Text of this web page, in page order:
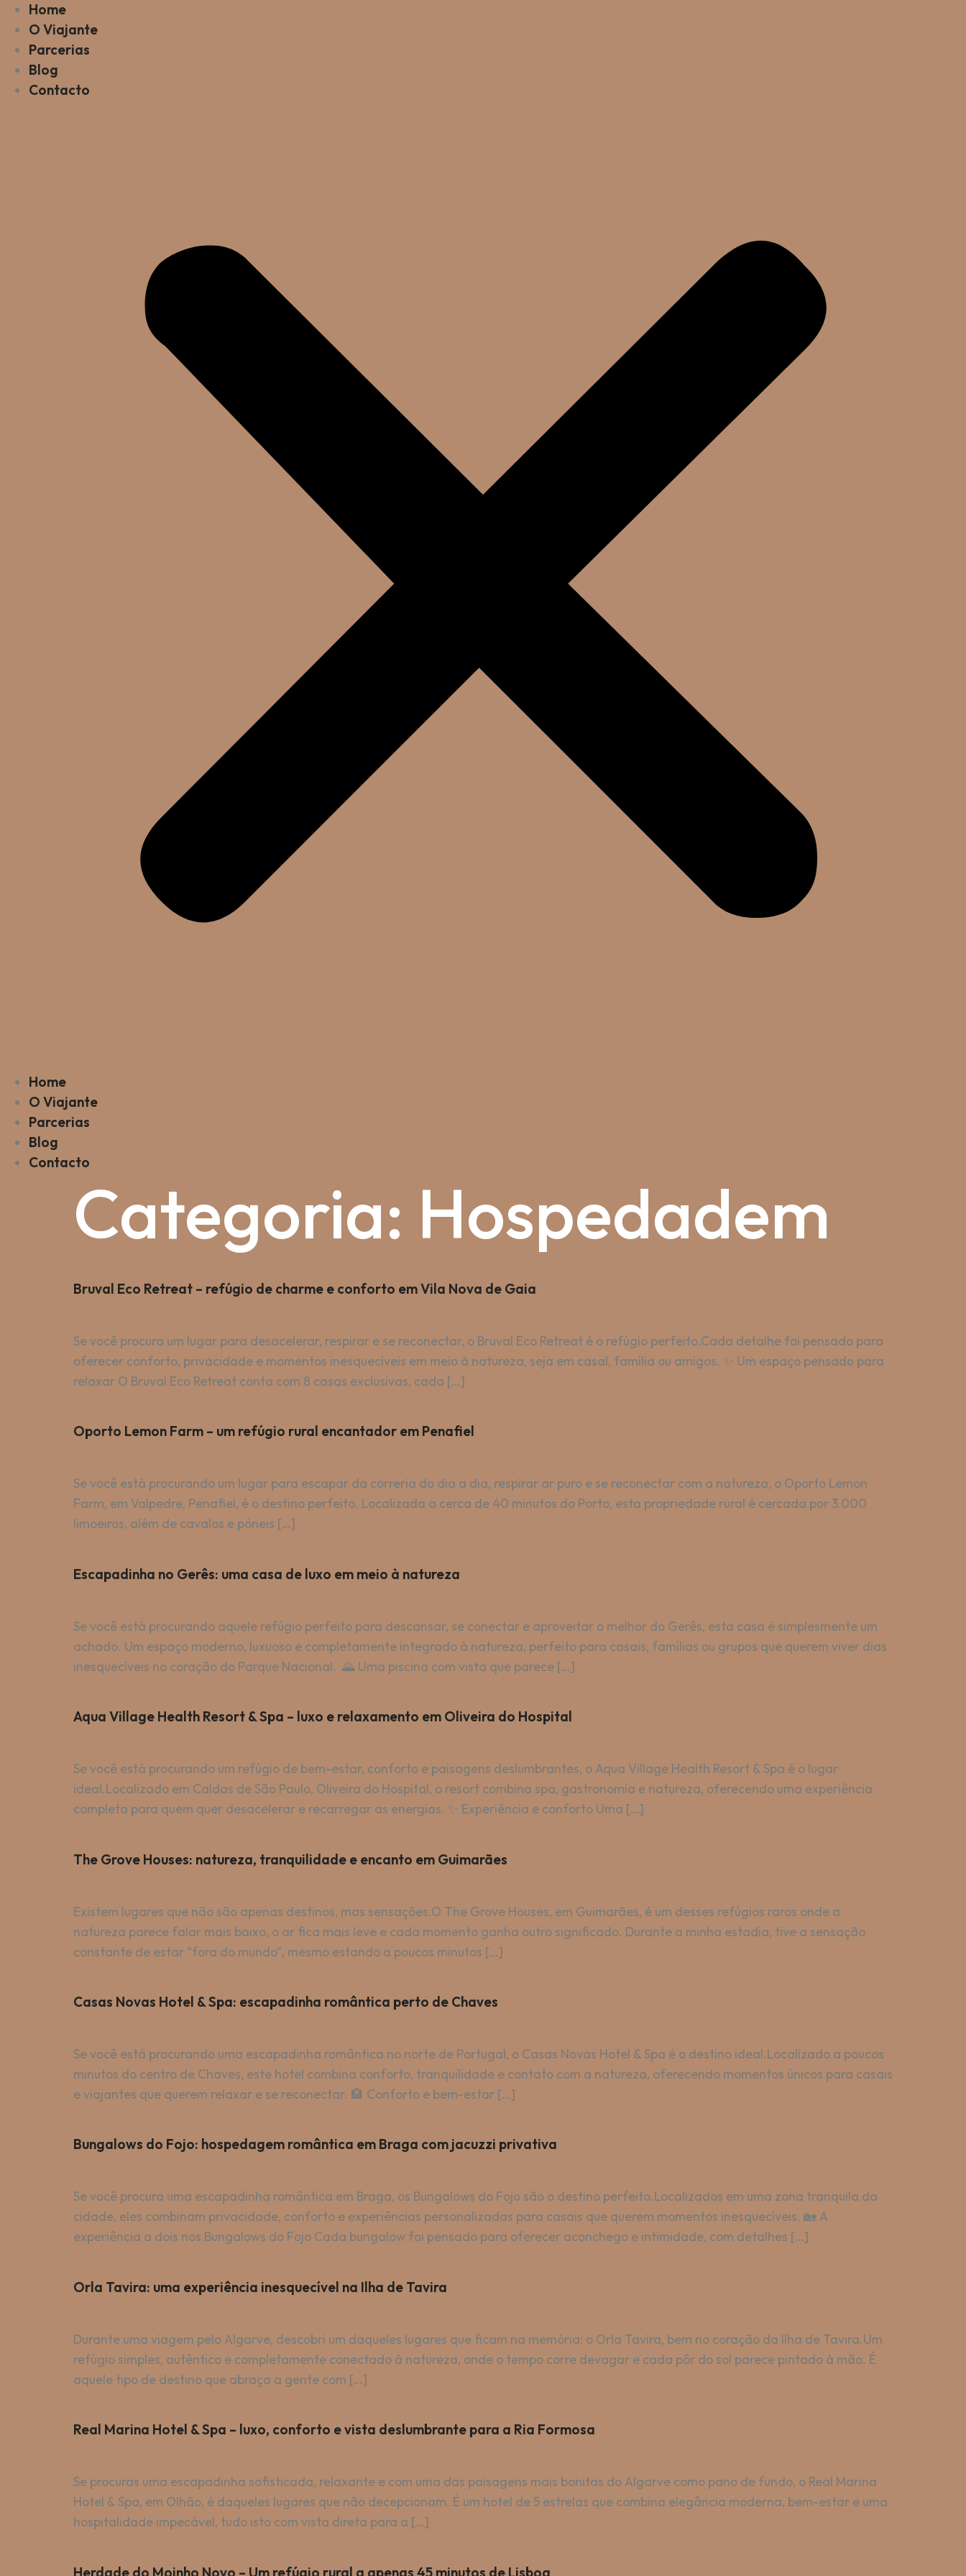
Home
O Viajante
Parcerias
Blog
Contacto
Home
O Viajante
Parcerias
Blog
Contacto
Categoria: Hospedadem
Bruval Eco Retreat – refúgio de charme e conforto em Vila Nova de Gaia
Se você procura um lugar para desacelerar, respirar e se reconectar, o Bruval Eco Retreat é o refúgio perfeito.Cada detalhe foi pensado para
oferecer conforto, privacidade e momentos inesquecíveis em meio à natureza, seja em casal, família ou amigos. ✨ Um espaço pensado para
relaxar O Bruval Eco Retreat conta com 8 casas exclusivas, cada […]
Oporto Lemon Farm – um refúgio rural encantador em Penafiel
Se você está procurando um lugar para escapar da correria do dia a dia, respirar ar puro e se reconectar com a natureza, o Oporto Lemon
Farm, em Valpedre, Penafiel, é o destino perfeito. Localizada a cerca de 40 minutos do Porto, esta propriedade rural é cercada por 3.000
limoeiros, além de cavalos e póneis […]
Escapadinha no Gerês: uma casa de luxo em meio à natureza
Se você está procurando aquele refúgio perfeito para descansar, se conectar e aproveitar o melhor do Gerês, esta casa é simplesmente um
achado. Um espaço moderno, luxuoso e completamente integrado à natureza, perfeito para casais, famílias ou grupos que querem viver dias
inesquecíveis no coração do Parque Nacional. 🌄 Uma piscina com vista que parece […]
Aqua Village Health Resort & Spa – luxo e relaxamento em Oliveira do Hospital
Se você está procurando um refúgio de bem-estar, conforto e paisagens deslumbrantes, o Aqua Village Health Resort & Spa é o lugar
ideal.Localizado em Caldas de São Paulo, Oliveira do Hospital, o resort combina spa, gastronomia e natureza, oferecendo uma experiência
completa para quem quer desacelerar e recarregar as energias. ✨ Experiência e conforto Uma […]
The Grove Houses: natureza, tranquilidade e encanto em Guimarães
Existem lugares que não são apenas destinos, mas sensações.O The Grove Houses, em Guimarães, é um desses refúgios raros onde a
natureza parece falar mais baixo, o ar fica mais leve e cada momento ganha outro significado. Durante a minha estadia, tive a sensação
constante de estar “fora do mundo”, mesmo estando a poucos minutos […]
Casas Novas Hotel & Spa: escapadinha romântica perto de Chaves
Se você está procurando uma escapadinha romântica no norte de Portugal, o Casas Novas Hotel & Spa é o destino ideal.Localizado a poucos
minutos do centro de Chaves, este hotel combina conforto, tranquilidade e contato com a natureza, oferecendo momentos únicos para casais
e viajantes que querem relaxar e se reconectar. 🏨 Conforto e bem-estar […]
Bungalows do Fojo: hospedagem romântica em Braga com jacuzzi privativa
Se você procura uma escapadinha romântica em Braga, os Bungalows do Fojo são o destino perfeito.Localizados em uma zona tranquila da
cidade, eles combinam privacidade, conforto e experiências personalizadas para casais que querem momentos inesquecíveis. 🏡 A
experiência a dois nos Bungalows do Fojo Cada bungalow foi pensado para oferecer aconchego e intimidade, com detalhes […]
Orla Tavira: uma experiência inesquecível na Ilha de Tavira
Durante uma viagem pelo Algarve, descobri um daqueles lugares que ficam na memória: o Orla Tavira, bem no coração da Ilha de Tavira.Um
refúgio simples, autêntico e completamente conectado à natureza, onde o tempo corre devagar e cada pôr do sol parece pintado à mão. É
aquele tipo de destino que abraça a gente com […]
Real Marina Hotel & Spa – luxo, conforto e vista deslumbrante para a Ria Formosa
Se procuras uma escapadinha sofisticada, relaxante e com uma das paisagens mais bonitas do Algarve como pano de fundo, o Real Marina
Hotel & Spa, em Olhão, é daqueles lugares que não decepcionam. É um hotel de 5 estrelas que combina elegância moderna, bem-estar e uma
hospitalidade impecável, tudo isto com vista direta para a […]
Herdade do Moinho Novo – Um refúgio rural a apenas 45 minutos de Lisboa